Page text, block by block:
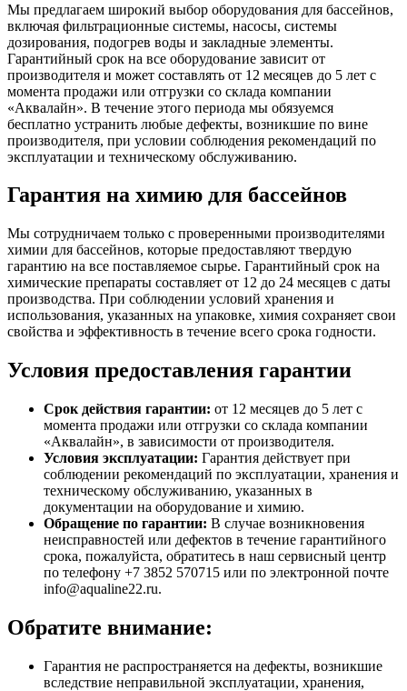
Мы предлагаем широкий выбор оборудования для бассейнов,
включая фильтрационные системы, насосы, системы
дозирования, подогрев воды и закладные элементы.
Гарантийный срок на все оборудование зависит от
производителя и может составлять от 12 месяцев до 5 лет с
момента продажи или отгрузки со склада компании
«Аквалайн». В течение этого периода мы обязуемся
бесплатно устранить любые дефекты, возникшие по вине
производителя, при условии соблюдения рекомендаций по
эксплуатации и техническому обслуживанию.
Гарантия на химию для бассейнов
Мы сотрудничаем только с проверенными производителями
химии для бассейнов, которые предоставляют твердую
гарантию на все поставляемое сырье. Гарантийный срок на
химические препараты составляет от 12 до 24 месяцев с даты
производства. При соблюдении условий хранения и
использования, указанных на упаковке, химия сохраняет свои
свойства и эффективность в течение всего срока годности.
Условия предоставления гарантии
Срок действия гарантии: от 12 месяцев до 5 лет с
момента продажи или отгрузки со склада компании
«Аквалайн», в зависимости от производителя.
Условия эксплуатации: Гарантия действует при
соблюдении рекомендаций по эксплуатации, хранения и
техническому обслуживанию, указанных в
документации на оборудование и химию.
Обращение по гарантии: В случае возникновения
неисправностей или дефектов в течение гарантийного
срока, пожалуйста, обратитесь в наш сервисный центр
по телефону +7 3852 570715 или по электронной почте
info@aqualine22.ru.
Обратите внимание:
Гарантия не распространяется на дефекты, возникшие
вследствие неправильной эксплуатации, хранения,